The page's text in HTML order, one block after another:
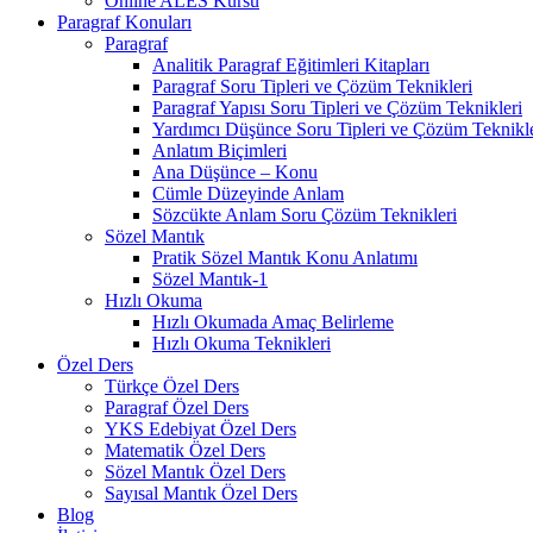
Paragraf Konuları
Paragraf
Analitik Paragraf Eğitimleri Kitapları
Paragraf Soru Tipleri ve Çözüm Teknikleri
Paragraf Yapısı Soru Tipleri ve Çözüm Teknikleri
Yardımcı Düşünce Soru Tipleri ve Çözüm
Anlatım Biçimleri
Ana Düşünce – Konu
Cümle Düzeyinde Anlam
Sözcükte Anlam Soru Çözüm Teknikleri
Sözel Mantık
Pratik Sözel Mantık Konu Anlatımı
Sözel Mantık-1
Hızlı Okuma
Hızlı Okumada Amaç Belirleme
Hızlı Okuma Teknikleri
Özel Ders
Türkçe Özel Ders
Paragraf Özel Ders
YKS Edebiyat Özel Ders
Matematik Özel Ders
Sözel Mantık Özel Ders
Sayısal Mantık Özel Ders
Blog